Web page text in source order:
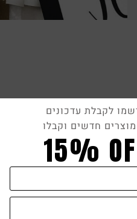
לקבלת עדכונים
חדשים וקבלו
15%